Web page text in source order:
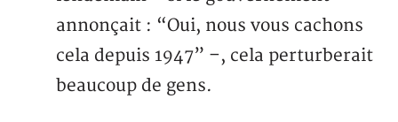
annonçait : “Oui, nous vous cachons
cela depuis 1947” –, cela perturberait
beaucoup de gens.